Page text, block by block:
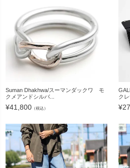
Suman Dhakhwa/スーマンダックワ モ
クメアンドシルバ...
¥41,800 （税込）
ク
¥